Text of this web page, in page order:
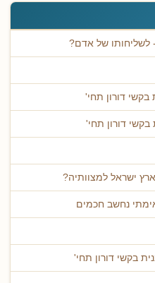
לשליחותו של אדם?
דורון תחי'
דורון תחי'
ישראל למצוותיה?
נחשב חכמים
בקשי דורון תחי'